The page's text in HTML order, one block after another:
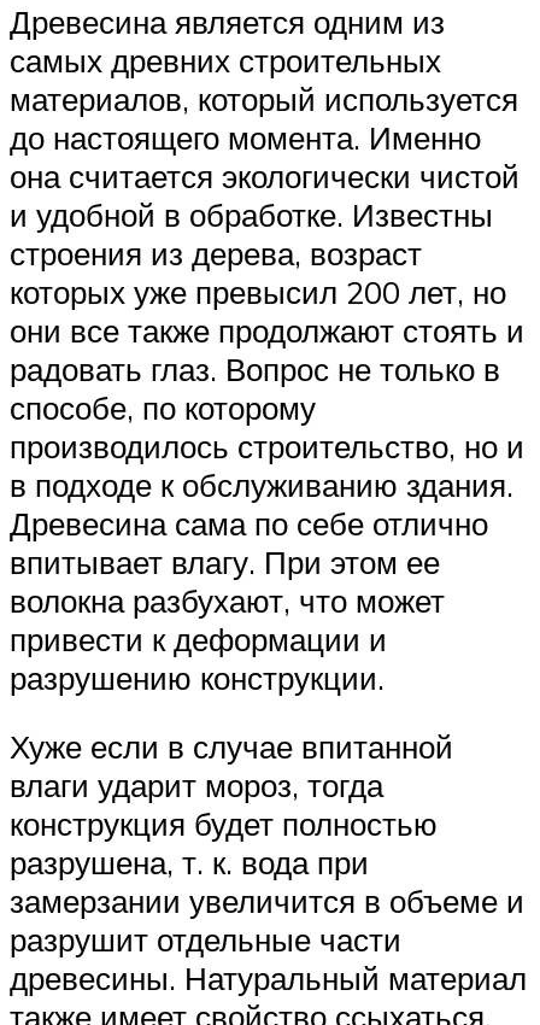
Древесина является одним из
самых древних строительных
материалов, который используется
до настоящего момента. Именно
она считается экологически чистой
и удобной в обработке. Известны
строения из дерева, возраст
которых уже превысил 200 лет, но
они все также продолжают стоять и
радовать глаз. Вопрос не только в
способе, по которому
производилось строительство, но и
в подходе к обслуживанию здания.
Древесина сама по себе отлично
впитывает влагу. При этом ее
волокна разбухают, что может
привести к деформации и
разрушению конструкции.
Хуже если в случае впитанной
влаги ударит мороз, тогда
конструкция будет полностью
разрушена, т. к. вода при
замерзании увеличится в объеме и
разрушит отдельные части
древесины. Натуральный материал
также имеет свойство ссыхаться.